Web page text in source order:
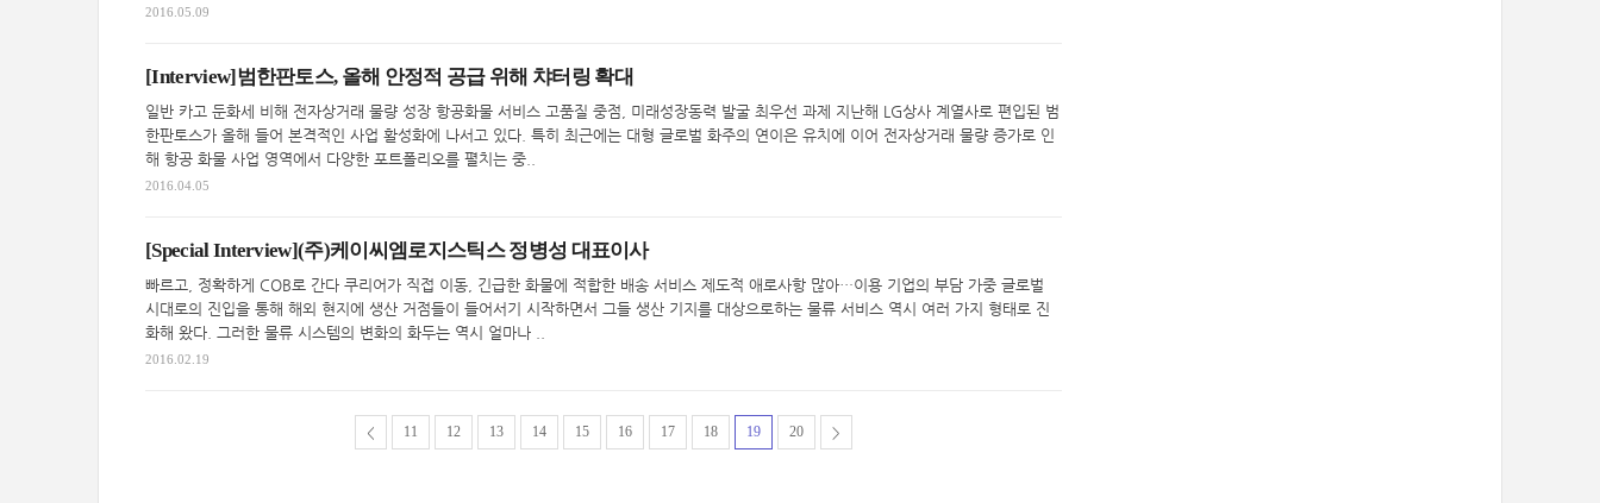
2016.05.09
[Interview]범한판토스, 올해 안정적 공급 위해 챠터링 확대
일반 카고 둔화세 비해 전자상거래 물량 성장 항공화물 서비스 고품질 중점, 미래성장동력 발굴 최우선 과제 지난해 LG상사 계열사로 편입된 범
한판토스가 올해 들어 본격적인 사업 활성화에 나서고 있다. 특히 최근에는 대형 글로벌 화주의 연이은 유치에 이어 전자상거래 물량 증가로 인
해 항공 화물 사업 영역에서 다양한 포트폴리오를 펼치는 중..
2016.04.05
[Special Interview](주)케이씨엠로지스틱스 정병성 대표이사
빠르고, 정확하게 COB로 간다 쿠리어가 직접 이동, 긴급한 화물에 적합한 배송 서비스 제도적 애로사항 많아…이용 기업의 부담 가중 글로벌
시대로의 진입을 통해 해외 현지에 생산 거점들이 들어서기 시작하면서 그들 생산 기지를 대상으로하는 물류 서비스 역시 여러 가지 형태로 진
화해 왔다. 그러한 물류 시스템의 변화의 화두는 역시 얼마나 ..
2016.02.19
< 11 12 13 14 15 16 17 18 19 20 >